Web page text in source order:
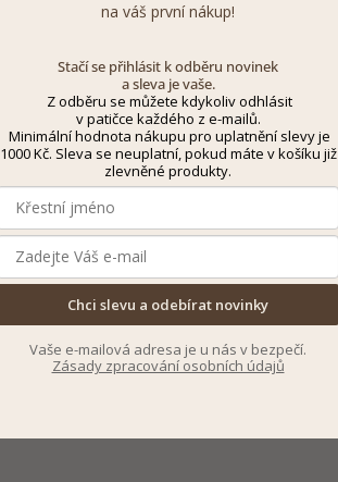
na váš první nákup!
Stačí se přihlásit k odběru novinek
a sleva je vaše.
Z odběru se můžete kdykoliv odhlásit
v patičce každého z e-mailů.
Minimální hodnota nákupu pro uplatnění slevy je
1000 Kč. Sleva se neuplatní, pokud máte v košíku již
zlevněné produkty.
Chci slevu a odebírat novinky
Vaše e-mailová adresa je u nás v bezpečí.
Zásady zpracování osobních údajů